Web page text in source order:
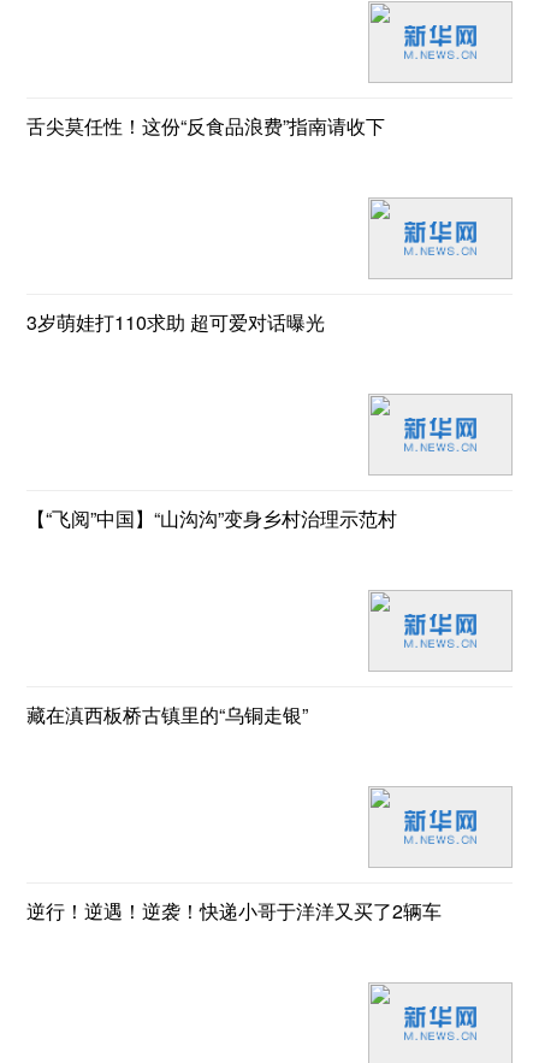
舌尖莫任性！这份“反食品浪费”指南请收下
3岁萌娃打110求助 超可爱对话曝光
【“飞阅”中国】“山沟沟”变身乡村治理示范村
藏在滇西板桥古镇里的“乌铜走银”
逆行！逆遇！逆袭！快递小哥于洋洋又买了2辆车